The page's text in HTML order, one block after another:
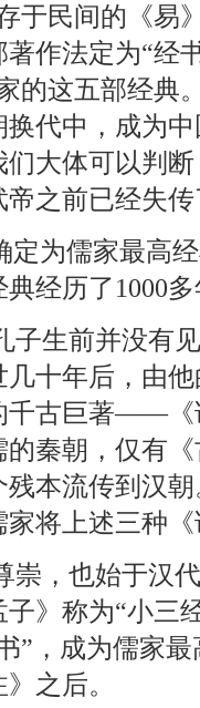
于民间的《易
著作法定为“经
的这五部经典
换代中，成为
大体可以判
之前已经失
定为儒家最高
经历了1000
子生前并没有
十年后，由
千古巨著——《
秦朝，仅有
本流传到汉
家将上述三种
崇，也始于汉
》称为“小三
”，成为儒家
之后。